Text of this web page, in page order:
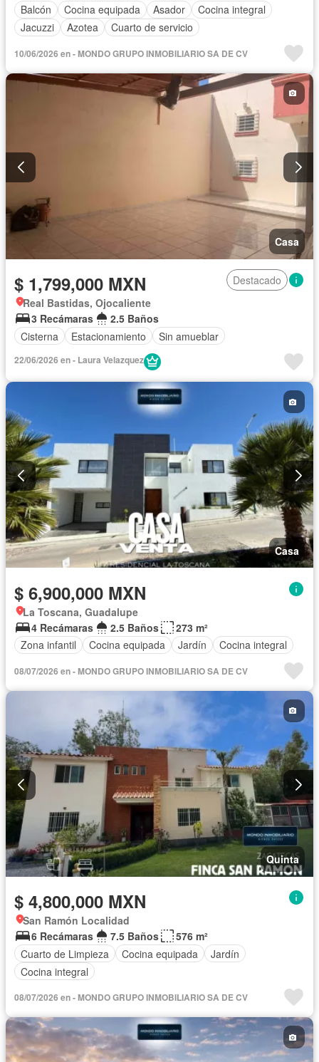
Balcón
Cocina equipada Asador
Cocina integral
Jacuzzi
Azotea Cuarto de servicio
10/06/2026 en - MONDO GRUPO INMOBILIARIO SA DE CV
Casa
$ 1,799,000 MXN
Destacado
Real Bastidas, Ojocaliente
3 Recámaras
2.5 Baños
Cisterna
Estacionamiento Sin amueblar
22/06/2026 en - Laura Velazquez
Casa
$ 6,900,000 MXN
La Toscana, Guadalupe
4 Recámaras
2.5 Baños
273 m²
Zona infantil
Cocina equipada Jardín Cocina integral
08/07/2026 en - MONDO GRUPO INMOBILIARIO SA DE CV
Quinta
$ 4,800,000 MXN
San Ramón Localidad
6 Recámaras
7.5 Baños
576 m²
Cuarto de Limpieza
Cocina equipada
Jardín
Cocina integral
08/07/2026 en - MONDO GRUPO INMOBILIARIO SA DE CV